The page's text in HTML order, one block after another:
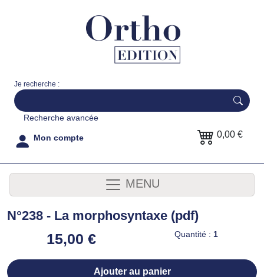
Je recherche :
Recherche avancée
Mon compte 0,00 €
MENU
N°238 - La morphosyntaxe (pdf)
15,00 € Quantité : 1
Ajouter au panier